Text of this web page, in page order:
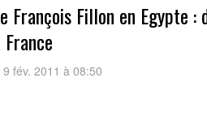
François Fillon en Egypte
fév. 2011 à 08:50